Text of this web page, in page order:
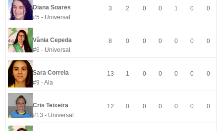
Diana Soares
#5 - Universal
3 2 0 0 1 0 0
Vânia Cepeda
#6 - Universal
8 0 0 0 0 0 0
Sara Correia
#9 - Ala
13 1 0 0 0 0 0
Cris Teixeira
#13 - Universal
12 0 0 0 0 0 0